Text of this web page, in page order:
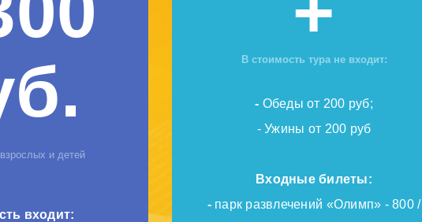
и детей
входит:
В стоимость тура не входит:
- Обеды от 200 руб;
- Ужины от 200 руб
Входные билеты:
-парк развлечений «Олимп» - 800 /